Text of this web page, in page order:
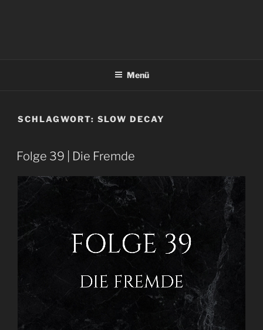
Menü
SCHLAGWORT: SLOW DECAY
Folge 39 | Die Fremde